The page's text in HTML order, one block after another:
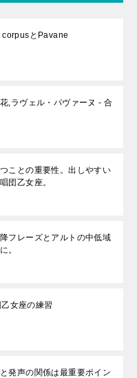
とPavane
,ラヴェル・パヴァーヌ - 合
ことの重要性。出しやすい
団乙女座。
フレーズとアルトの中低域
。
女座の練習
発声の関係は最重要ポイン